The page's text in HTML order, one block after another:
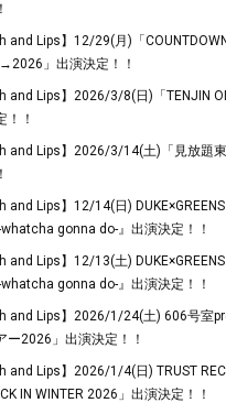
and Lips】12/29(月)「
」出演決定！！
and Lips】2026/3/8(日)「TENJIN
！！
and Lips】2026/3/14(土)「見放題
and Lips】12/14(日)
whatcha gonna do-』出演決定！！
and Lips】12/13(土)
whatcha gonna do-』出演決定！！
and Lips】2026/1/24(土) 606号室
ー2026」出演決定！！
and Lips】2026/1/4(日) TRUST
IN WINTER 2026」出演決定！！